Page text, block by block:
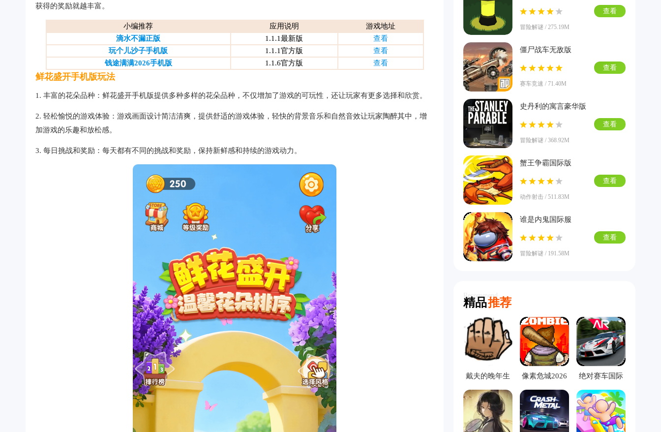
获得的奖励就越丰富。
小编推荐 应用说明
游戏地址
滴水不漏正版
1.1.1最新版
查看
玩个儿沙子手机版
1.1.1官方版
查看
钱途满满2026手机版
1.1.6官方版 查看
鲜花盛开手机版玩法
1. 丰富的花朵品种：鲜花盛开手机版提供多种多样的花朵品种，不仅增加了游戏的可玩性，还让玩家有更多选择和欣赏。
2. 轻松愉悦的游戏体验：游戏画面设计简洁清爽，提供舒适的游戏体验，轻快的背景音乐和自然音效让玩家陶醉其中，增
加游戏的乐趣和放松感。
3. 每日挑战和奖励：每天都有不同的挑战和奖励，保持新鲜感和持续的游戏动力。
冒险解谜 / 275.19M
查看
僵尸战车无敌版
赛车竞速 / 71.40M
查看
史丹利的寓言豪华版
冒险解谜 / 368.92M
查看
蟹王争霸国际版
动作射击 / 511.83M
查看
谁是内鬼国际服
冒险解谜 / 191.58M
查看
精品推荐
Recommend
戴夫的晚年生
活手机版
像素危城2026
绝对赛车国际
服